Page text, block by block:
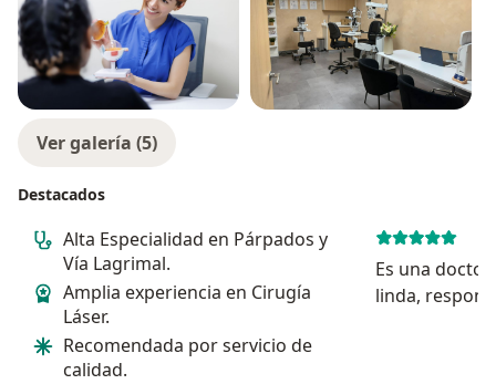
Ver galería (5)
Destacados
Alta Especialidad en Párpados y
Vía Lagrimal.
Amplia experiencia en Cirugía
Láser.
Recomendada por servicio de
calidad.
Es una
linda,